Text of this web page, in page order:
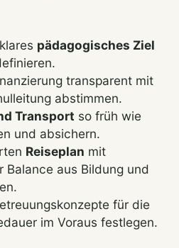
pädagogisches Ziel
transparent mit
abstimmen.
Transport so früh wie
und absichern.
Reiseplan mit
Balance aus Bildung und
für die
im Voraus festlegen.